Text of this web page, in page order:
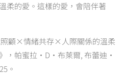
柔的愛。這樣的愛，會陪伴著
顧×情緒共存×人際關係的溫柔
，帕蜜拉‧D‧布萊爾, 布蕾迪‧
。